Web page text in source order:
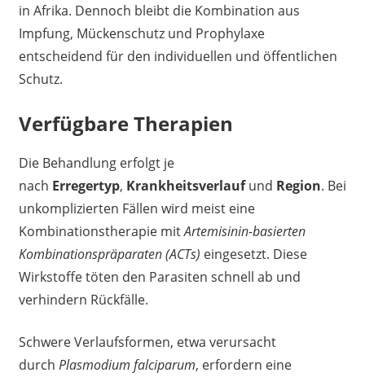
in Afrika. Dennoch bleibt die Kombination aus
Impfung, Mückenschutz und Prophylaxe
entscheidend für den individuellen und öffentlichen
Schutz.
Verfügbare Therapien
Die Behandlung erfolgt je
nach Erregertyp, Krankheitsverlaufund Region. Bei
unkomplizierten Fällen wird meist eine
Kombinationstherapie mitArtemisinin-basierten
Kombinationspräparaten (ACTs) eingesetzt. Diese
Wirkstoffe töten den Parasiten schnell ab und
verhindern Rückfälle.
Schwere Verlaufsformen, etwa verursacht
durch Plasmodium falciparum, erfordern eine